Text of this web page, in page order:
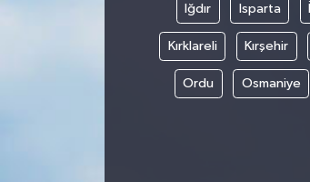
Iğdır Isparta
Kırklareli Kırşehir
Ordu Osmaniye